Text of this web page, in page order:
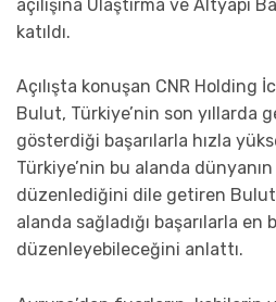
açılışına Ulaştırma ve Altyapı
katıldı.
Açılışta konuşan CNR Holding
Bulut, Türkiye’nin son yıllarda
gösterdiği başarılarla hızla
Türkiye’nin bu alanda
düzenlediğini dile getiren
alanda sağladığı başarılarla en
düzenleyebileceğini anlattı.